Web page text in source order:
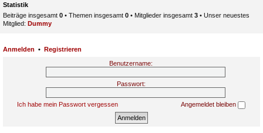
Statistik
Beiträge insgesamt 0 • Themen insgesamt 0 • Mitglieder insgesamt 3 • Unser neuestes
Mitglied: Dummy
Anmelden • Registrieren
Benutzername:
Passwort:
Ich habe mein Passwort vergessen Angemeldet bleiben